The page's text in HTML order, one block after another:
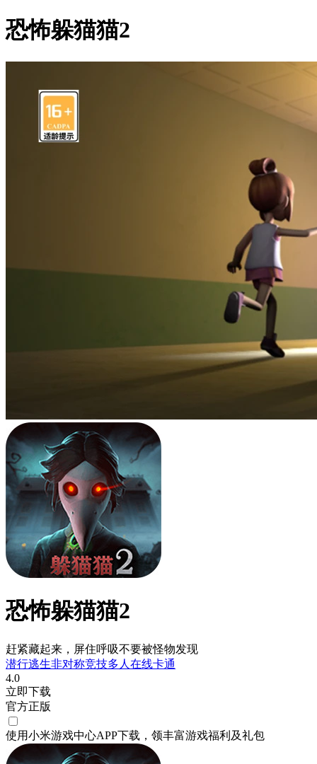
恐怖躲猫猫2
恐怖躲猫猫2
赶紧藏起来，屏住呼吸不要被怪物发现
潜行逃生非对称竞技多人在线卡通
4.0
立即下载
官方正版
使用小米游戏中心APP下载 ，领丰富游戏福利 及礼包